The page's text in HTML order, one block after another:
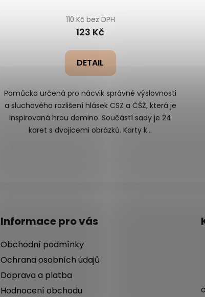
110 Kč bez DPH
123 Kč
DETAIL
Pomůcka určená pro nácvik správné výslovnosti
a sluchového rozlišení hlásek CSZ a ČŠŽ, která je
inspirovaná hrou domino. Součástí sady je 24
karet s dvojicemi obrázků. Karty k...
Informace pro vás
Obchodní podmínky
Ochrana osobních údajů
Doprava a platba
Hodnocení obchodu